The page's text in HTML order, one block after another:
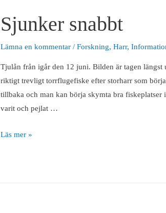
Sjunker snabbt
Lämna en kommentar /Forskning,Harr,
Tjulån från igår den 12 juni. Bilden är tagen
riktigt trevligt torrflugefiske efter storharr som
tillbaka och man kan börja skymta bra
varit och pejlat …
Sjunker
Läs mer »